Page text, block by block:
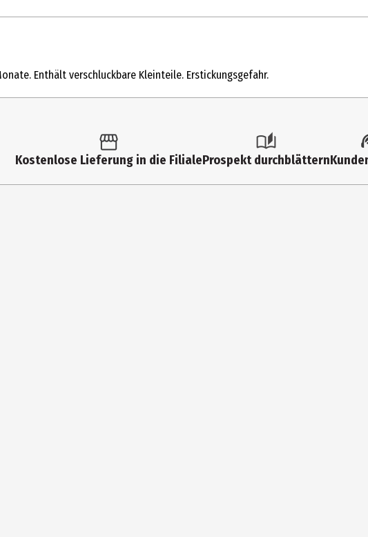
Enthält verschluckbare Kleinteile. Erstickungsgefahr.
Kostenlose Lieferung in die FilialeProspekt durchblättern